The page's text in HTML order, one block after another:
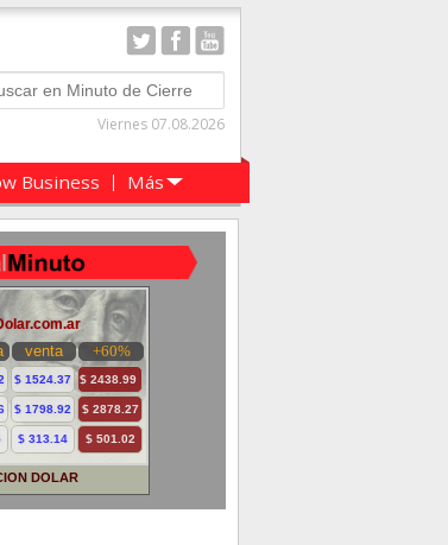
Viernes 07.08.2026
Business Más
DOLAR